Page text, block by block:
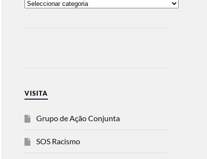
VISITA
Grupo de Ação Conjunta
SOS Racismo